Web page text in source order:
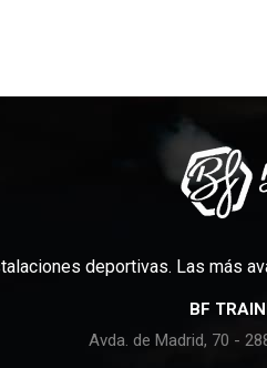
deportivas. Las más
BF
Avda. de Madrid, 70 -